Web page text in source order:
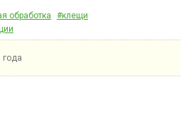
обработка
#клещи
года